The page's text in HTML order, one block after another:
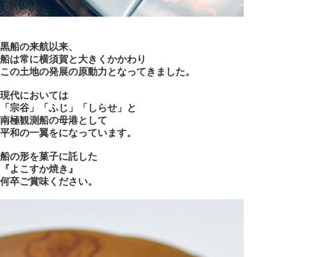
黒船の来航以来、
船は常に横須賀と大きくかかわり
この土地の発展の原動力となってきました。
現代においては
「宗谷」「ふじ」「しらせ」と
南極観測船の母港として
平和の一翼をになっています。
船の形を菓子に託した
『よこすか焼き』
何卒ご賞味ください。